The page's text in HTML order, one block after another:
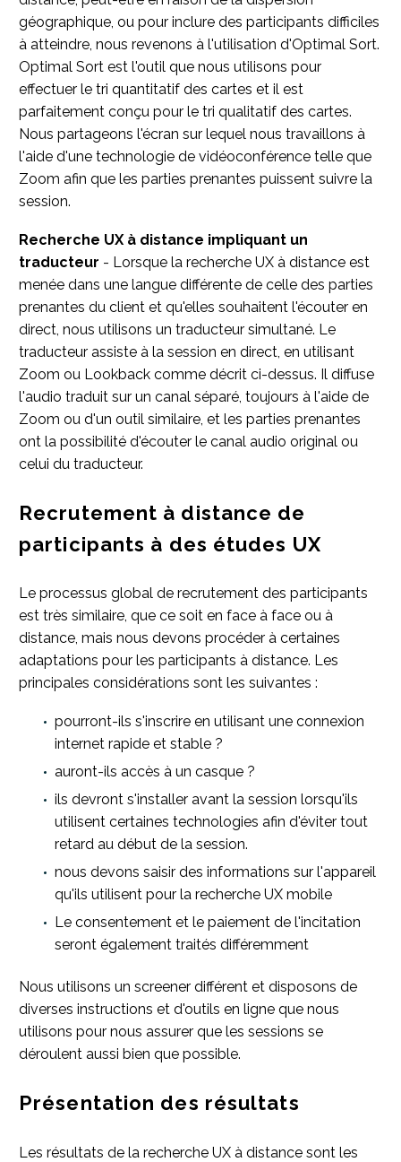
géographique, ou pour inclure des participants difficiles
à atteindre, nous revenons à l'utilisation d'Optimal Sort.
Optimal Sort est l'outil que nous utilisons pour
effectuer le tri quantitatif des cartes et il est
parfaitement conçu pour le tri qualitatif des cartes.
Nous partageons l'écran sur lequel nous travaillons à
l'aide d'une technologie de vidéoconférence telle que
Zoom afin que les parties prenantes puissent suivre la
session.
Recherche UX à distance impliquant un
traducteur - Lorsque la recherche UX à distance est
menée dans une langue différente de celle des parties
prenantes du client et qu'elles souhaitent l'écouter en
direct, nous utilisons un traducteur simultané. Le
traducteur assiste à la session en direct, en utilisant
Zoom ou Lookback comme décrit ci-dessus. Il diffuse
l'audio traduit sur un canal séparé, toujours à l'aide de
Zoom ou d'un outil similaire, et les parties prenantes
ont la possibilité d'écouter le canal audio original ou
celui du traducteur.
Recrutement à distance de
participants à des études UX
Le processus global de recrutement des participants
est très similaire, que ce soit en face à face ou à
distance, mais nous devons procéder à certaines
adaptations pour les participants à distance. Les
principales considérations sont les suivantes :
pourront-ils s'inscrire en utilisant une connexion
internet rapide et stable ?
auront-ils accès à un casque ?
ils devront s'installer avant la session lorsqu'ils
utilisent certaines technologies afin d'éviter tout
retard au début de la session.
nous devons saisir des informations sur l'appareil
qu'ils utilisent pour la recherche UX mobile
Le consentement et le paiement de l'incitation
seront également traités différemment
Nous utilisons un screener différent et disposons de
diverses instructions et d'outils en ligne que nous
utilisons pour nous assurer que les sessions se
déroulent aussi bien que possible.
Présentation des résultats
Les résultats de la recherche UX à distance sont les